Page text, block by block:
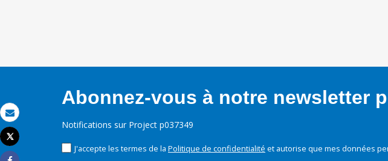
Email
Imprimer
Tweet
Abonnez-vous à notre newsletter
Notifications sur Project p037349
J'accepte les termes de la Politique de confidentialité et autorise que mes données